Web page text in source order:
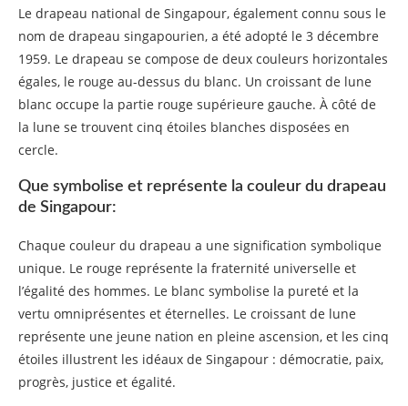
Le drapeau national de Singapour, également connu sous le
nom de drapeau singapourien, a été adopté le 3 décembre
1959. Le drapeau se compose de deux couleurs horizontales
égales, le rouge au-dessus du blanc. Un croissant de lune
blanc occupe la partie rouge supérieure gauche. À côté de
la lune se trouvent cinq étoiles blanches disposées en
cercle.
Que symbolise et représente la couleur du drapeau
de Singapour:
Chaque couleur du drapeau a une signification symbolique
unique. Le rouge représente la fraternité universelle et
l’égalité des hommes. Le blanc symbolise la pureté et la
vertu omniprésentes et éternelles. Le croissant de lune
représente une jeune nation en pleine ascension, et les cinq
étoiles illustrent les idéaux de Singapour : démocratie, paix,
progrès, justice et égalité.